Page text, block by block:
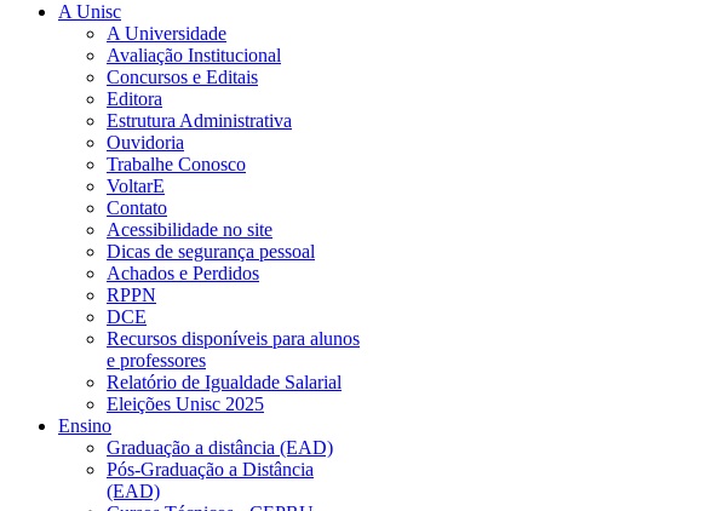
A Unisc
A Universidade
Avaliação Institucional
Concursos e Editais
Editora
Estrutura Administrativa
Ouvidoria
Trabalhe Conosco
VoltarE
Contato
Acessibilidade no site
Dicas de segurança pessoal
Achados e Perdidos
RPPN
DCE
Recursos disponíveis para alunos
e professores
Relatório de Igualdade Salarial
Eleições Unisc 2025
Ensino
Graduação a distância (EAD)
Pós-Graduação a Distância
(EAD)